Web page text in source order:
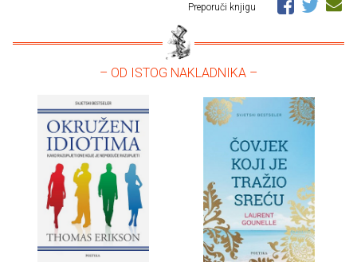
Preporuči knjigu
– OD ISTOG NAKLADNIKA –